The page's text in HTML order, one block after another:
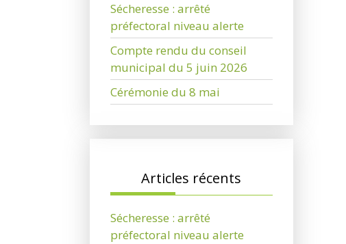
Sécheresse : arrêté
préfectoral niveau alerte
Compte rendu du conseil
municipal du 5 juin 2026
Cérémonie du 8 mai
Articles récents
Sécheresse : arrêté
préfectoral niveau alerte